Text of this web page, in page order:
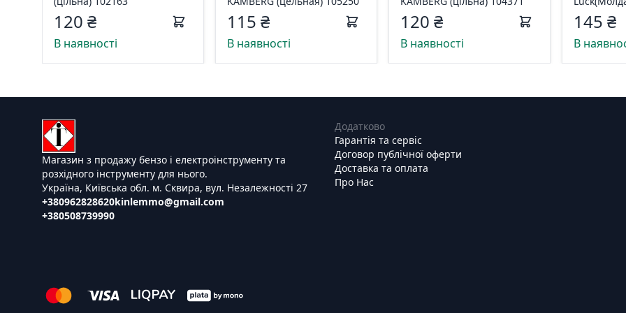
120 ₴
В наявності
115 ₴
В наявності
120 ₴
В наявності
KAMBERG
145 ₴
В
Магазин з продажу бензо і електроінструменту та
розхідного інструменту для нього.
Україна, Київська обл. м. Сквира, вул. Незалежності 27
+380962828620
+380508739990
kinlemmo@gmail.com
Додатково
Гарантія та сервіс
Договор публічної оферти
Доставка та оплата
Про Нас